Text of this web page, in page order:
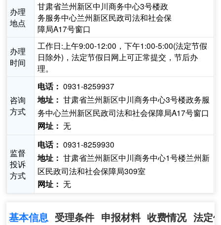
办理
地点
甘肃省兰州新区中川商务中心3号楼政
务服务中心兰州新区民政司法和社会保
障局A17号窗口
办理
时间
工作日:上午9:00-12:00，下午1:00-5:00(法定节假
日除外)，法定节假日网上可正常提交，节后办
理。
咨询
方式
电话： 0931-8259937
地址： 甘肃省兰州新区中川商务中心3号楼政务服
务中心兰州新区民政司法和社会保障局A17号窗口
网址： 无
监督
投诉
方式
电话： 0931-8259930
地址： 甘肃省兰州新区中川商务中心1号楼兰州新
区民政司法和社会保障局309室
网址： 无
基本信息 受理条件 申报材料 收费情况 法定